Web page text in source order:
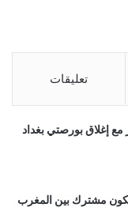
تعليقات
مع إغلاق بورصتي بغداد
كأس العالم 2030 سيكون مشترك بين المغرب